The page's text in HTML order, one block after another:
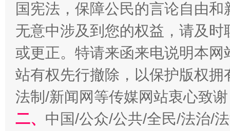
全民健身五年计划来了！等你上场
国宪法，保障公民的言论自由
无意中涉及到您的权益，请及
或更正。特请来函来电说明本
站有权先行撤除，以保护版权
法制/新闻网等传媒网站衷心致
二、 中国/公众/公共/全民/法治/